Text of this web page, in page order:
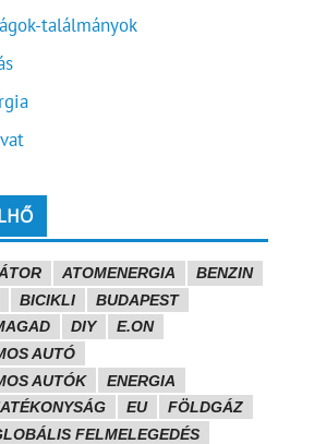
találmányok
ATOMENERGIA
BENZIN
BICIKLI
BUDAPEST
DIY
E.ON
AUTÓ
AUTÓK
ENERGIA
EU
FÖLDGÁZ
FELMELEGEDÉS